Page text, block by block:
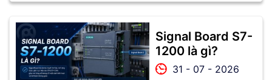
Signal Board S7-
1200 là gì?
31 - 07 - 2026